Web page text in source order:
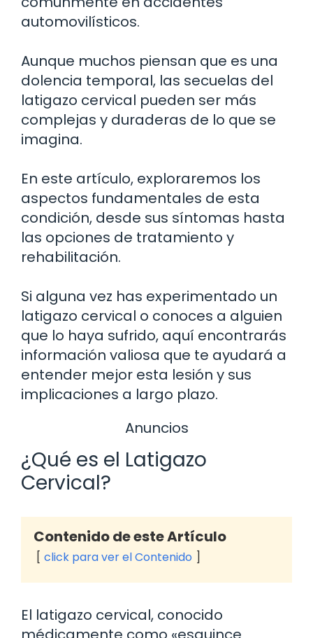
automovilísticos.
Aunque muchos piensan que es una
dolencia temporal, las secuelas del
latigazo cervical pueden ser más
complejas y duraderas de lo que se
imagina.
En este artículo, exploraremos los
aspectos fundamentales de esta
condición, desde sus síntomas hasta
las opciones de tratamiento y
rehabilitación.
Si alguna vez has experimentado un
latigazo cervical o conoces a alguien
que lo haya sufrido, aquí encontrarás
información valiosa que te ayudará a
entender mejor esta lesión y sus
implicaciones a largo plazo.
Anuncios
¿Qué es el Latigazo
Cervical?
Contenido de este Artículo
click para ver el Contenido
El latigazo cervical, conocido